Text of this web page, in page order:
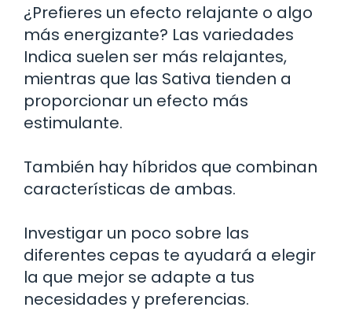
¿Prefieres un efecto relajante o algo
más energizante? Las variedades
Indica suelen ser más relajantes,
mientras que las Sativa tienden a
proporcionar un efecto más
estimulante.
También hay híbridos que combinan
características de ambas.
Investigar un poco sobre las
diferentes cepas te ayudará a elegir
la que mejor se adapte a tus
necesidades y preferencias.